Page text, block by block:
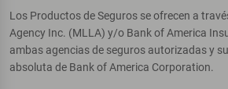
Los Productos de Seguros se ofrecen a
Agency Inc. (MLLA) y/o Bank of America
ambas agencias de seguros autorizadas y
absoluta de Bank of America Corporation.